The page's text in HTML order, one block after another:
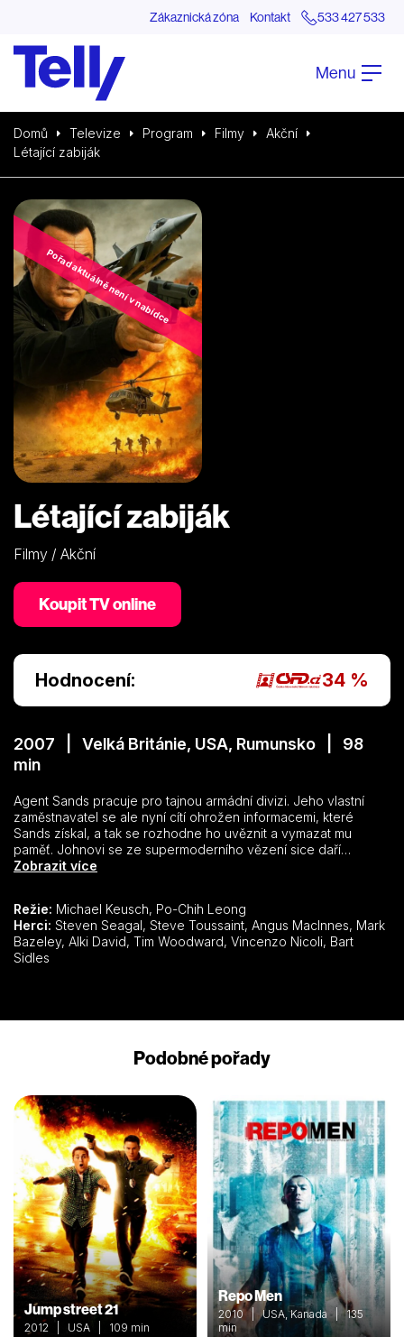
Zákaznická zóna Kontakt 533 427 533
Menu
Domů Televize Program Filmy
Akční
Létající zabiják
Pořad aktuálně není v nabídce
Létající zabiják
Filmy / Akční
Koupit TV online
Hodnocení: 34 %
2007 | Velká Británie, USA, Rumunsko | 98
min
Agent Sands pracuje pro tajnou armádní divizi. Jeho vlastní
zaměstnavatel se ale nyní cítí ohrožen informacemi, které
Sands získal, a tak se rozhodne ho uvěznit a vymazat mu
paměť. Johnovi se ze supermoderního vězení sice daří
uniknout, ale brzy je znovu lapen. Vzápětí přichází nečekaná
Zobrazit více
Režie: Michael Keusch, Po-Chih Leong
Herci:
Bazeley, Alki David, Tim Woodward, Vincenzo Nicoli, Bart
Sidles
Podobné pořady
Jump street 21
2012 | USA | 109 min
Repo Men
2010 | USA, Kanada | 135
min